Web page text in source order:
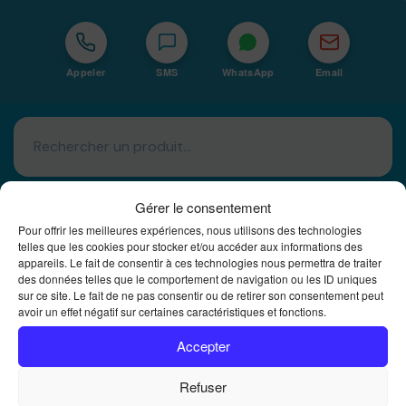
Gérer le consentement
Pour offrir les meilleures expériences, nous utilisons des technologies
telles que les cookies pour stocker et/ou accéder aux informations des
appareils. Le fait de consentir à ces technologies nous permettra de traiter
des données telles que le comportement de navigation ou les ID uniques
sur ce site. Le fait de ne pas consentir ou de retirer son consentement peut
avoir un effet négatif sur certaines caractéristiques et fonctions.
Accepter
Refuser
Appeler SMS WhatsApp Email
Basé à La Réunion · 974
Bureautique Reunion Ei
Intégrateur de solutions d'impression Bureautique et